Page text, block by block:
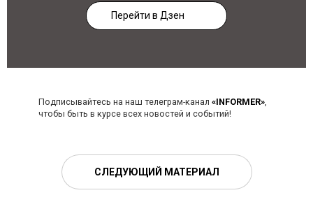
Перейти в Дзен
Подписывайтесь на наш телеграм-канал «INFORMER»,
чтобы быть в курсе всех новостей и событий!
СЛЕДУЮЩИЙ МАТЕРИАЛ